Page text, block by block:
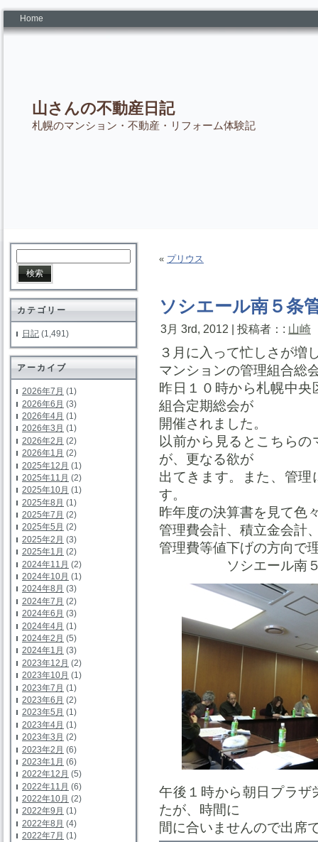
Home
山さんの不動産日記
札幌のマンション・不動産・リフォーム体験記
カテゴリー
日記 (1,491)
アーカイブ
2026年7月 (1)
2026年6月 (3)
2026年4月 (1)
2026年3月 (1)
2026年2月 (2)
2026年1月 (2)
2025年12月 (1)
2025年11月 (2)
2025年10月 (1)
2025年8月 (1)
2025年7月 (2)
2025年5月 (2)
2025年2月 (3)
2025年1月 (2)
2024年11月 (2)
2024年10月 (1)
2024年8月 (3)
2024年7月 (2)
2024年6月 (3)
2024年4月 (1)
2024年2月 (5)
2024年1月 (3)
2023年12月 (2)
2023年10月 (1)
2023年7月 (1)
2023年6月 (2)
2023年5月 (1)
2023年4月 (1)
2023年3月 (2)
2023年2月 (6)
2023年1月 (6)
2022年12月 (5)
2022年11月 (6)
2022年10月 (2)
2022年9月 (1)
2022年8月 (4)
2022年7月 (1)
« プリウス
ソシエール南５条
3月 3rd, 2012 | 投稿者：: 山崎
３月に入って忙しさが増
マンションの管理組合総
昨日１０時から札幌中
組合定期総会が
開催されました。
以前から見るとこちら
が、更なる欲が
出てきます。また、管
す。
昨年度の決算書を見て色
管理費会計、積立金会計
管理費等値下げの方向で
ソシエール南５
午後１時から朝日プラ
たが、時間に
間に合いませんので出席